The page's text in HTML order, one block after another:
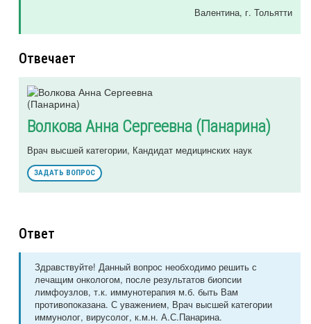
Валентина, г. Тольятти
Отвечает
Волкова Анна Сергеевна (Панарина)
Врач высшей категории, Кандидат медицинских наук
ЗАДАТЬ ВОПРОС
Ответ
Здравствуйте! Данный вопрос необходимо решить с
лечащим онкологом, после результатов биопсии
лимфоузлов, т.к. иммунотерапия м.б. быть Вам
противопоказана. С уважением, Врач высшей категории
иммунолог, вирусолог, к.м.н. А.С.Панарина.